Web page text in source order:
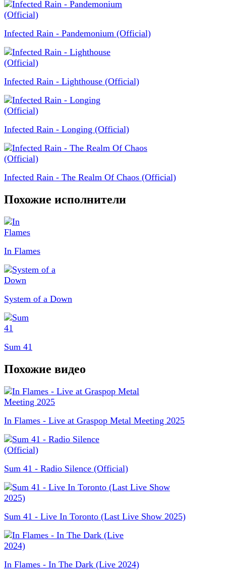
Infected Rain - Pandemonium (Official)
Infected Rain - Lighthouse (Official)
Infected Rain - Longing (Official)
Infected Rain - The Realm Of Chaos (Official)
Похожие исполнители
In Flames
System of a Down
Sum 41
Похожие видео
In Flames - Live at Graspop Metal Meeting 2025
Sum 41 - Radio Silence (Official)
Sum 41 - Live In Toronto (Last Live Show 2025)
In Flames - In The Dark (Live 2024)